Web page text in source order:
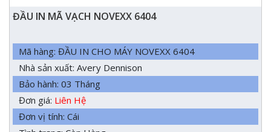
ĐẦU IN MÃ VẠCH NOVEXX 6404
Mã hàng: ĐẦU IN CHO MÁY NOVEXX 6404
Nhà sản xuất: Avery Dennison
Bảo hành: 03 Tháng
Đơn giá: Liên Hệ
Đơn vị tính: Cái